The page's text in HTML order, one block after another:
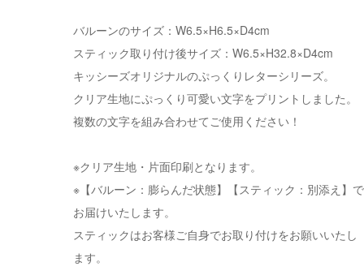
バルーンのサイズ：W6.5×H6.5×D4cm
スティック取り付け後サイズ：W6.5×H32.8×D4cm
キッシーズオリジナルのぷっくりレターシリーズ。
クリア生地にぷっくり可愛い文字をプリントしました。
複数の文字を組み合わせてご使用ください！
※クリア生地・片面印刷となります。
※【バルーン：膨らんだ状態】【スティック：別添え】で
お届けいたします。
スティックはお客様ご自身でお取り付けをお願いいたし
ます。